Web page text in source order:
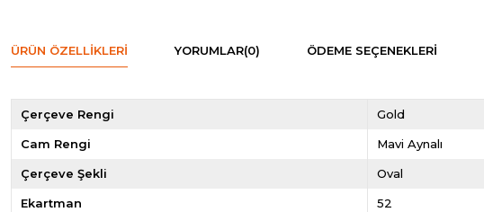
ÜRÜN ÖZELLIKLERI YORUMLAR(0) ÖDEME SEÇENEKLERI
Çerçeve Rengi Gold
Cam Rengi Mavi Aynalı
Çerçeve Şekli Oval
Ekartman 52